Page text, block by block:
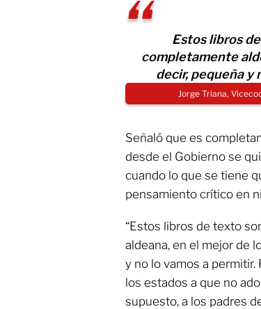
Estos libros
completamente
decir, pequeña y
Jorge Triana,
Señaló que es
desde el Gobierno se
cuando lo que se tiene
pensamiento crítico en
“Estos libros de texto
aldeana, en el mejor de
y no lo vamos a permitir.
los estados a que no
supuesto, a los padres